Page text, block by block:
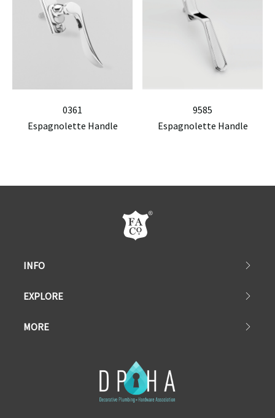
0361
Espagnolette Handle
9585
Espagnolette Handle
INFO
EXPLORE
MORE